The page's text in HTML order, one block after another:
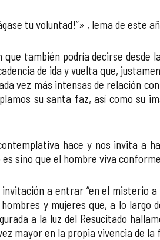
tu voluntad!”» , lema de este
también podría decirse
de ida y vuelta que,
vez más intensas de relación
su santa faz, así como su
hace y nos invita a
sino que el hombre viva
a entrar “en el misterio
y mujeres que, a lo largo
a la luz del Resucitado
mayor en la propia vivencia de la